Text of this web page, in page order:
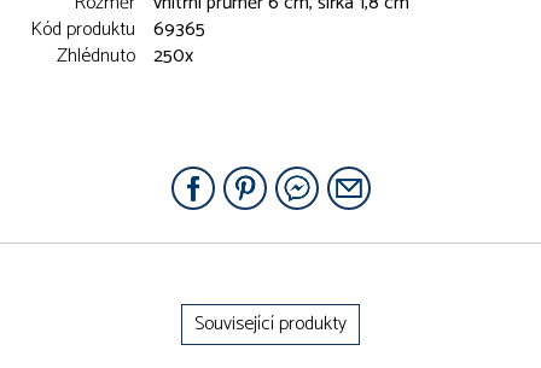
Kód produktu 69365
Zhlédnuto 250x
Související produkty